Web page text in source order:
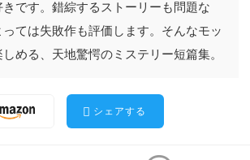
です。錯綜するストーリーも問題な
っては失敗作も評価します。そんなモッ
しめる、天地驚愕のミステリー短篇集。
シェアする
がすごい!』で取り上げられ、密かにフ
た珍作・怪作ミステリー。その提唱者、
提供し実現した、歴史的アンソロジー。
好きです。錯綜するストーリーも問題な